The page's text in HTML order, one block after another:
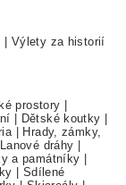
Výlety za historií
prostory
Dětské koutky
|
Hrady, zámky,
Lanové dráhy
a památníky
Sdílené